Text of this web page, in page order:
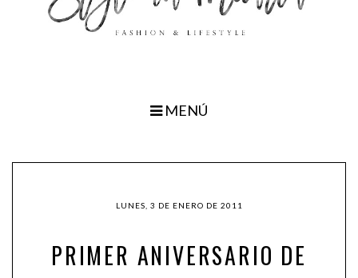
MENÚ
LUNES, 3 DE ENERO DE 2011
PRIMER ANIVERSARIO DE